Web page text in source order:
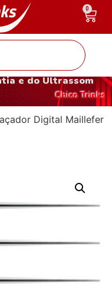
mundo da
e do Ultrassom
Chico Trinks
Digital Maillefer
0